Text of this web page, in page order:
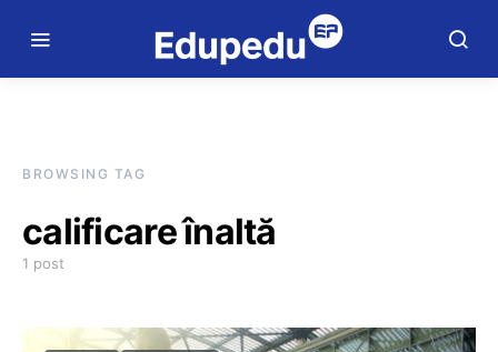
BROWSING TAG
calificare înaltă
1 post